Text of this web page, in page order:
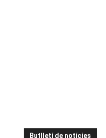
Butlletí de notícies